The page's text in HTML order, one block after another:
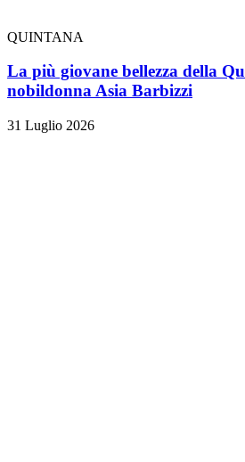
QUINTANA
La più giovane bellezza della
nobildonna Asia Barbizzi
31 Luglio 2026